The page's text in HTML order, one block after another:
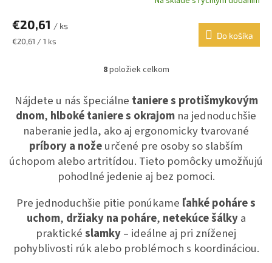
€20,61 / ks
Jednotková
€20,61 / 1 ks
Do košíka
O
l
á
d
a
c
e
p
v
k
y
v
ý
8položiek celkom
Nájdete u nás špeciálne taniere s protišmykovým
dnom, hlboké taniere s okrajom na jednoduchšie
naberanie jedla, ako aj ergonomicky tvarované
príbory a nožeurčené pre osoby so slabším
úchopom alebo artritídou. Tieto pomôcky umožňujú
pohodlné jedenie aj bez pomoci.
Pre jednoduchšie pitie ponúkame ľahké poháre s
uchom, držiaky na poháre, netekúce šálkya
praktickéslamky– ideálne aj pri zníženej
pohyblivosti rúk alebo problémoch s koordináciou.